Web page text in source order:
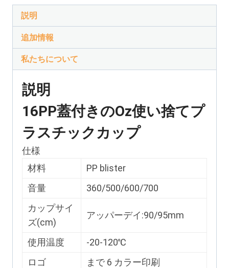
説明
追加情報
私たちについて
説明
16PP蓋付きのOz使い捨てプ
ラスチックカップ
仕様
材料
PP blister
音量
360/500/600/700
カップサイ
ズ(cm)
アッパーデイ:90/95mm
使用温度
-20-120℃
ロゴ
まで 6 カラー印刷